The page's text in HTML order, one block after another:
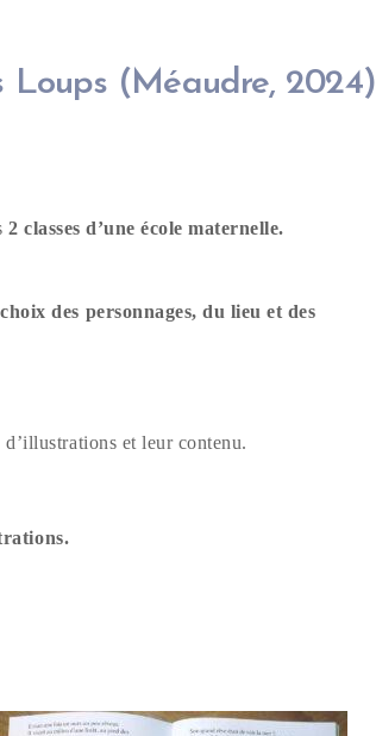
Loups (Méaudre, 2024)
2 classes d’une école maternelle.
des personnages, du lieu et des
et leur contenu.